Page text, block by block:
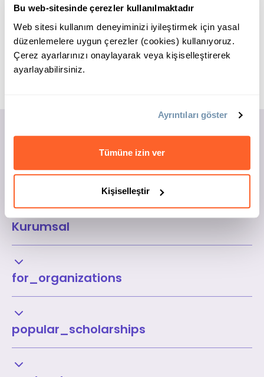
Bu web-sitesinde çerezler kullanılmaktadır
Web sitesi kullanım deneyiminizi iyileştirmek için yasal
düzenlemelere uygun çerezler (cookies) kullanıyoruz.
Çerez ayarlarınızı onaylayarak veya kişiselleştirerek
ayarlayabilirsiniz.
Ayrıntıları göster
Tümüne izin ver
Kişiselleştir
Kurumsal
for_organizations
popular_scholarships